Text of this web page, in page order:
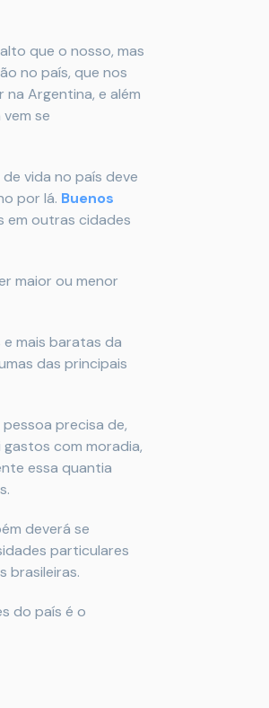
que o nosso, mas
no país, que nos
Argentina, e além
se
vida no país deve
por lá. Buenos
em outras cidades
maior ou menor
mais baratas da
das principais
precisa de,
gastos com moradia,
essa quantia
deverá se
particulares
brasileiras.
do país é o